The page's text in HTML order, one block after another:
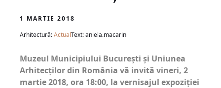
1 MARTIE 2018
Arhitectură:ActualText: aniela.macarin
Muzeul Municipiului București și Uniunea
Arhitecților din România vă invită vineri, 2
martie 2018, ora 18:00, la vernisajul expoziției